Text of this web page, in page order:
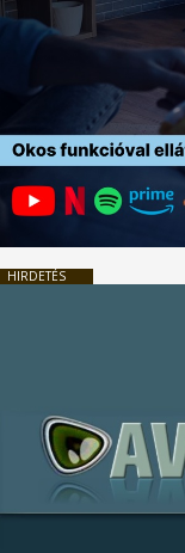
HIRDETÉS